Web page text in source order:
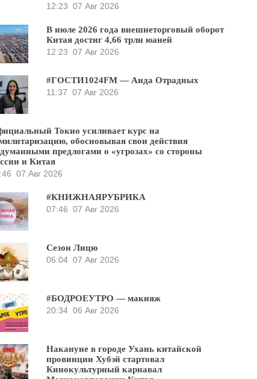
12:23 07 Авг 2026
В июле 2026 года внешнеторговый оборот
Китая достиг 4,66 трлн юаней
12:23 07 Авг 2026
#ГОСТИ1024FM — Аида Отрадных
11:37 07 Авг 2026
Токио усиливает курс на
обосновывая свои действия
предлогами о «угрозах» со стороны
и Китая
07 Авг 2026
#КНИЖНАЯРУБРИКА
07:46 07 Авг 2026
Сезон Лицю
06:04 07 Авг 2026
#БОДРОЕУТРО — макияж
20:34 06 Авг 2026
Накануне в городе Ухань китайской
провинции Хубэй стартовал
Кинокультурный карнавал